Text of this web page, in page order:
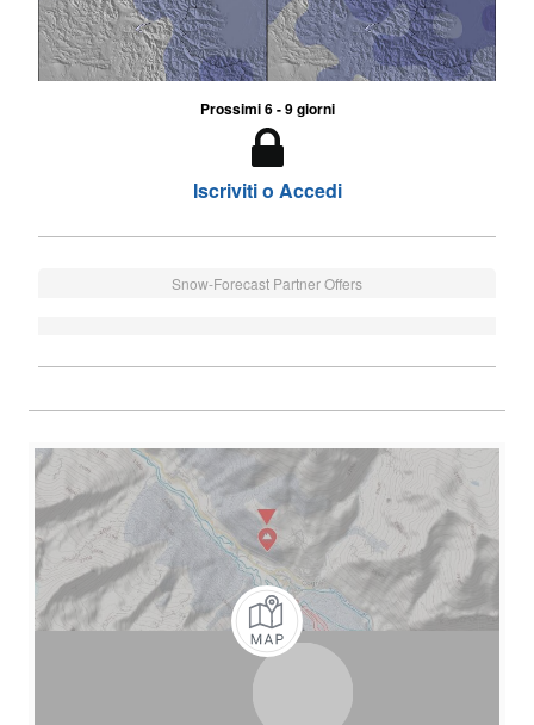
Prossimi 6 - 9 giorni
Iscriviti o Accedi
Snow-Forecast Partner Offers